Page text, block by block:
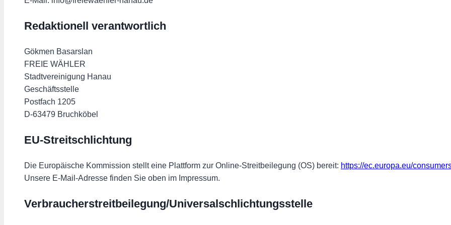
Redaktionell verantwortlich
Gökmen Basarslan
FREIE WÄHLER
Stadtvereinigung Hanau
Geschäftsstelle
Postfach 1205
D-63479 Bruchköbel
EU-Streitschlichtung
Die Europäische Kommission stellt eine Plattform zur Online-Streitbeilegung (OS) bereit: https://ec.europa.eu/
Unsere E-Mail-Adresse finden Sie oben im Impressum.
Verbraucher­streit­beilegung/Universal­schlichtungs­stelle